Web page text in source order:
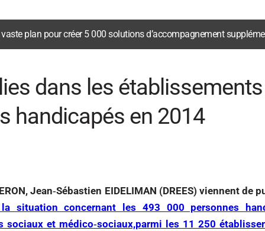
vaste plan pour créer 5 000 solutions d’accompagnement
dans les
handicapés en 2014
Jean‐Sébastien EIDELIMAN (DREES) viennent de
situation concernant les 493 000 personnes
sociaux et médico‐sociaux,parmi les 11 250